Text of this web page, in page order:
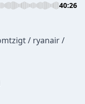
40:26
/ ryanair /